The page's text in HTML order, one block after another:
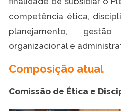
competência ética,
planejamento,
organizacional e
Composição atual
Comissão de Ética e